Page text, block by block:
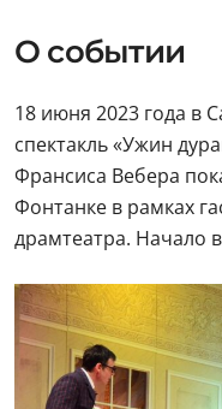
О событии
18 июня 2023 года в
спектакль «Ужин
Франсиса Вебера
Фонтанке в рамках
драмтеатра. Начало